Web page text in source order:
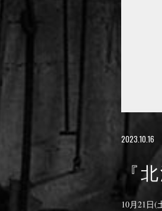
2023.10.16
『
10月21日(